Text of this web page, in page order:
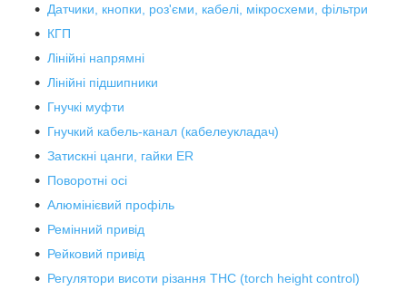
Датчики, кнопки, роз'єми, кабелі, мікросхеми, фільтри
КГП
Лінійні напрямні
Лінійні підшипники
Гнучкі муфти
Гнучкий кабель-канал (кабелеукладач)
Затискні цанги, гайки ER
Поворотні осі
Алюмінієвий профіль
Ремінний привід
Рейковий привід
Регулятори висоти різання THC (torch height control)